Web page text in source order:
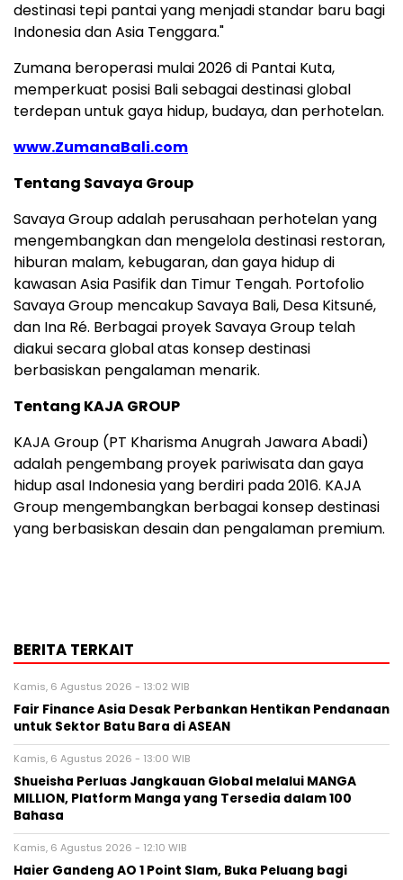
destinasi tepi pantai yang menjadi standar baru bagi
Indonesia dan Asia Tenggara."
Zumana beroperasi mulai 2026 di Pantai Kuta,
memperkuat posisi Bali sebagai destinasi global
terdepan untuk gaya hidup, budaya, dan perhotelan.
www.ZumanaBali.com
Tentang Savaya Group
Savaya Group adalah perusahaan perhotelan yang
mengembangkan dan mengelola destinasi restoran,
hiburan malam, kebugaran, dan gaya hidup di
kawasan Asia Pasifik dan Timur Tengah. Portofolio
Savaya Group mencakup Savaya Bali, Desa Kitsuné,
dan Ina Ré. Berbagai proyek Savaya Group telah
diakui secara global atas konsep destinasi
berbasiskan pengalaman menarik.
Tentang KAJA GROUP
KAJA Group (PT Kharisma Anugrah Jawara Abadi)
adalah pengembang proyek pariwisata dan gaya
hidup asal Indonesia yang berdiri pada 2016. KAJA
Group mengembangkan berbagai konsep destinasi
yang berbasiskan desain dan pengalaman premium.
BERITA TERKAIT
Kamis, 6 Agustus 2026 - 13:02 WIB
Fair Finance Asia Desak Perbankan Hentikan Pendanaan
untuk Sektor Batu Bara di ASEAN
Kamis, 6 Agustus 2026 - 13:00 WIB
Shueisha Perluas Jangkauan Global melalui MANGA
MILLION, Platform Manga yang Tersedia dalam 100
Bahasa
Kamis, 6 Agustus 2026 - 12:10 WIB
Haier Gandeng AO 1 Point Slam, Buka Peluang bagi